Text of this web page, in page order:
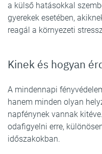
a külső hatásokkal
gyerekek esetében,
reagál a környezeti
Kinek és hogyan
A mindennapi
hanem minden olyan
napfénynek vannak
odafigyelni erre,
időszakokban.